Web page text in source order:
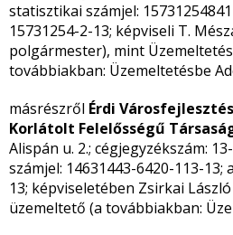
statisztikai számjel:
15731254-2-13; képviseli T.
polgármester), mint
továbbiakban: Üzemeltetésbe
másrészről Érdi
Korlátolt Felelősségű
Alispán u. 2.; cégjegyzékszám:
számjel: 14631443-6420-113-13;
13; képviseletében Zsirkai
üzemeltető (a továbbiakban: